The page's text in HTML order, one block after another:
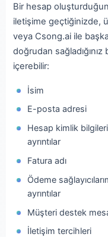
Bir hesap
iletişime geçtiğinizde,
veya Csong.ai ile
doğrudan
içerebilir:
İsim
E-posta adresi
Hesap kimlik
ayrıntılar
Fatura adı
Ödeme
ayrıntılar
Müşteri destek
İletişim tercihleri